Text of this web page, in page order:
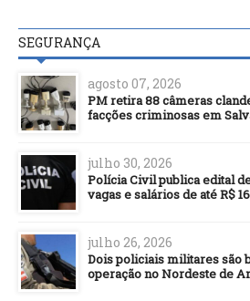
SEGURANÇA
agosto 07, 2026
PM retira 88 câmeras
facções criminosas em
julho 30, 2026
Polícia Civil publica edital
vagas e salários de até R$
julho 26, 2026
Dois policiais militares são
operação no Nordeste de